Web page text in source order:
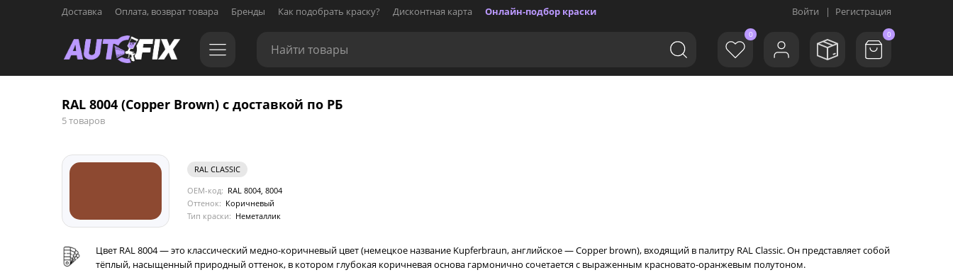
Доставка Оплата, возврат товара Бренды Как подобрать краску? Дисконтная карта Онлайн-подбор краски Войти | Регистрация
0 0
RAL 8004 (Copper Brown) с доставкой по РБ
5 товаров
RAL CLASSIC
OEM-код: RAL 8004, 8004
Оттенок: Коричневый
Тип краски: Неметаллик
Цвет RAL 8004 — это классический медно-коричневый цвет (немецкое название Kupferbraun, английское — Copper brown), входящий в палитру RAL Classic. Он представляет собой
тёплый, насыщенный природный оттенок, в котором глубокая коричневая основа гармонично сочетается с выраженным красновато-оранжевым полутоном.